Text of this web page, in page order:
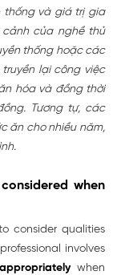
thống và giá trị gia
của nghề thủ
thống hoặc các
lại công việc
hóa và đồng thời
Tương tự, các
ăn cho nhiều năm,
when
consider qualities
involves
when